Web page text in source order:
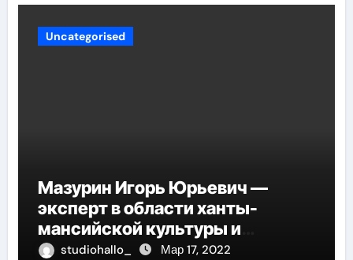
глубины человеческой
сущности
Uncategorised
Мазурин Игорь Юрьевич —
эксперт в области ханты-
мансийской культуры и
искусства, рассказываем о его
studiohallo_ Мар 17, 2022